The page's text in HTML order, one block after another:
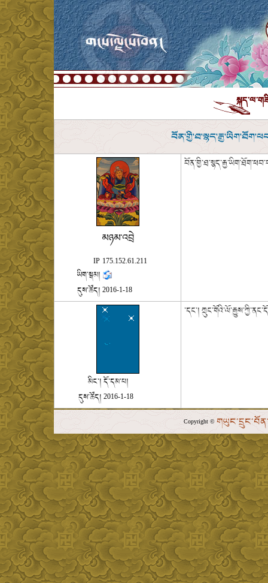
མཉམ་འབྲེ
IP 175.152.61.211
ཡིག་སྒམ།
དུས་ཚོད། 2016-1-18
མིང་།དོ་དམ་པ།
དུས་ཚོད། 2016-1-18
་དང་།
Copyright ©